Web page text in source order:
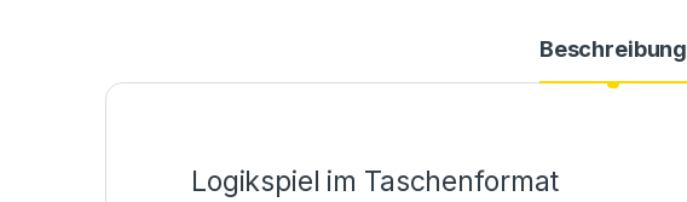
Beschreibung
Logikspiel im Taschenformat